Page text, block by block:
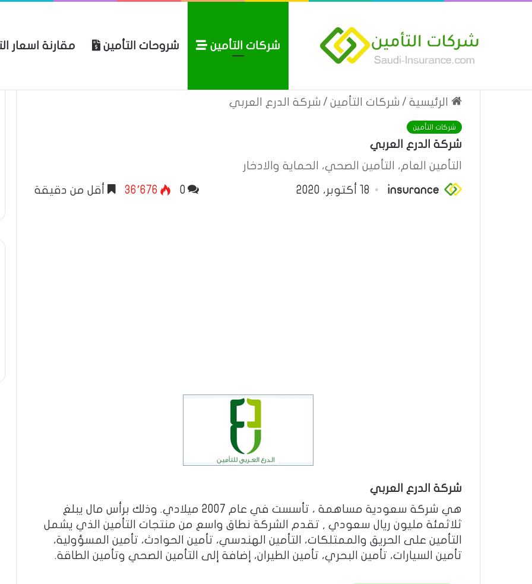
شركات التأمين شروحات التأمين مقارنة اسعار أحدث المواضيع بوليصة التأمين العام من شركة العربية للتأمين الرئيسية عن
الرئيسية / شركات التأمين / شركة الدرع العربي
شركات التأمين
شركة الدرع العربي
التأمين العام، التأمين الصحي، الحماية والادخار
insurance 18 أكتوبر، 2020 0 36٬676 أقل من دقيقة
شركة الدرع العربي
هي شركة سعودية مساهمة ، تأسست في عام 2007 ميلادي. وذلك برأس مال يبلغ
ثلاثمئة مليون ريال سعودي , تقدم الشركة نطاق واسع من منتجات التأمين الذي يشمل
التأمين على الحريق والممتلكات، التأمين الهندسي، تأمين الحوادث، تأمين المسؤولية،
تأمين السيارات، تأمين البحري، تأمين الطيران، إضافة إلى التأمين الصحي وتأمين الطاقة.